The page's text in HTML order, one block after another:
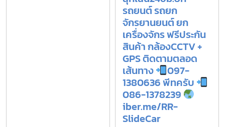
รถยนต์ รถยก
จักรยานยนต์ ยก
เครื่องจักร ฟรีประกัน
สินค้า กล้องCCTV +
GPS ติดตามตลอด
เส้นทาง
097-
1380636 พีทครับ
086-1378239
iber.me/RR-
SlideCar